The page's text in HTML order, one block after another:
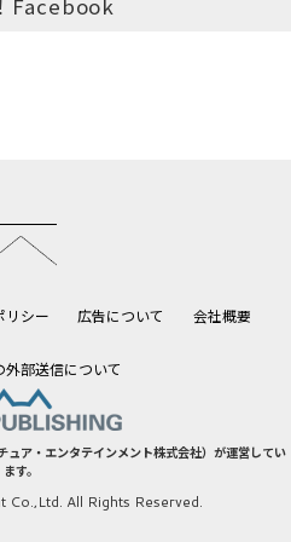
リシー 広告について 会社概要
部送信について
ア・エンタテインメント株式会社）が運営してい
ます。
All Rights Reserved.